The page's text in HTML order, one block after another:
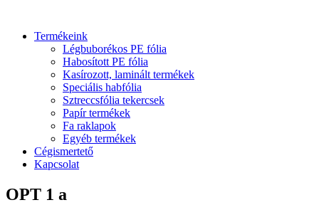
Termékeink
Légbuborékos PE fólia
Habosított PE fólia
Kasírozott, laminált termékek
Speciális habfólia
Sztreccsfólia tekercsek
Papír termékek
Fa raklapok
Egyéb termékek
Cégismertető
Kapcsolat
OPT 1 a